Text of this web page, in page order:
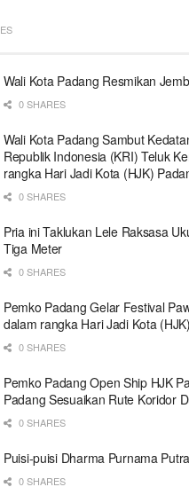
Wali Kota Padang Resmikan
0 SHARES
Wali Kota Padang Sambut
Republik Indonesia (KRI) Teluk
rangka Hari Jadi Kota (HJK)
0 SHARES
Pria ini Taklukan Lele Raksasa
Tiga Meter
0 SHARES
Pemko Padang Gelar Festival
dalam rangka Hari Jadi Kota
0 SHARES
Pemko Padang Open Ship HJK
Padang Sesuaikan Rute Koridor
0 SHARES
Puisi-puisi Dharma Purnama Putra
0 SHARES